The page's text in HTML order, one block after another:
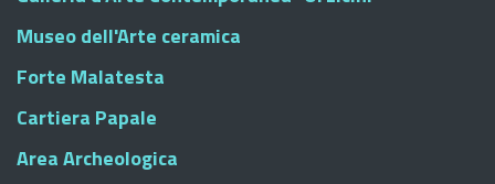
Museo dell'Arte ceramica
Forte Malatesta
Cartiera Papale
Area Archeologica